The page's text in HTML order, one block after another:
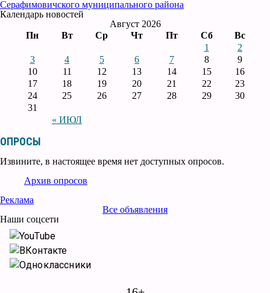
Серафимовичского муниципального района
Календарь новостей
Август 2026
Пн
Вт Ср Чт Пт Сб Вс
« ИЮЛ
1
2
3
4 5 6 7 8
9
10
11 12 13 14 15
16
17
18 19 20 21 22
23
24
25 26 27 28 29
30
31
ОПРОСЫ
Извините, в настоящее время нет доступных опросов.
Архив опросов
Реклама
Все объявления
Наши соцсети
YouTube
ВКонтакте
Одноклассники